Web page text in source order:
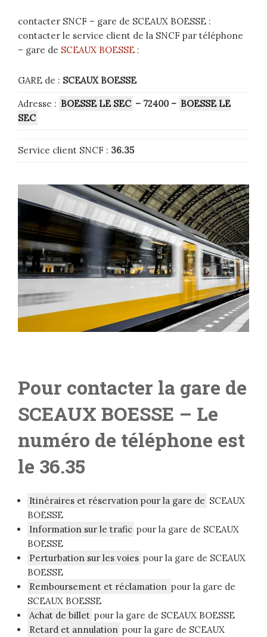
contacter SNCF – gare de SCEAUX BOESSE :
contacter le service client de la SNCF par téléphone
– gare de SCEAUX BOESSE :
GARE de : SCEAUX BOESSE
Adresse : BOESSE LE SEC – 72400 – BOESSE LE
SEC
Service client SNCF : 36.35
Pour contacter la gare de
SCEAUX BOESSE – Le
numéro de téléphone est
le 36.35
Itinéraires et réservation pour la gare de SCEAUX
BOESSE
Information sur le trafic pour la gare de SCEAUX
BOESSE
Perturbation sur les voies pour la gare de SCEAUX
BOESSE
Remboursement et réclamation pour la gare de
SCEAUX BOESSE
Achat de billet pour la gare de SCEAUX BOESSE
Retard et annulation pour la gare de SCEAUX